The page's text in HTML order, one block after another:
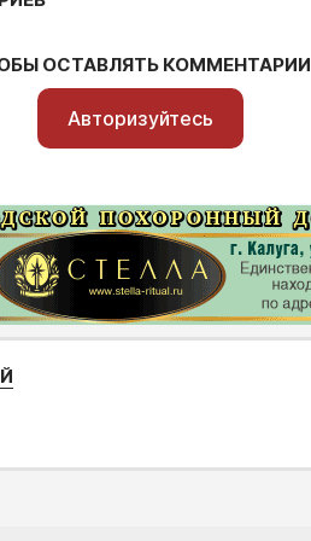
ОСТАВЛЯТЬ КОММЕНТАРИИ
Авторизуйтесь